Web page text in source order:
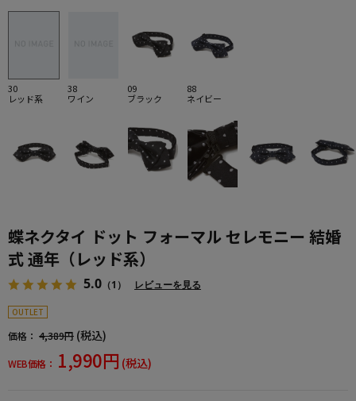
30
レッド系
38
ワイン
09
ブラック
88
ネイビー
蝶ネクタイ ドット フォーマル セレモニー 結婚
式 通年（レッド系）
5.0 （1） レビューを見る
OUTLET
価格： 4,389円 (税込)
WEB価格： 1,990円 (税込)